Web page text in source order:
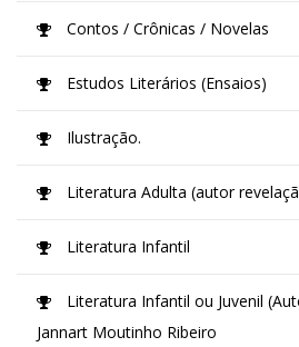
Contos / Crônicas / Novelas
Estudos Literários (Ensaios)
Ilustração.
Literatura Adulta (autor
Literatura Infantil
Literatura Infantil ou Juvenil
Jannart Moutinho Ribeiro